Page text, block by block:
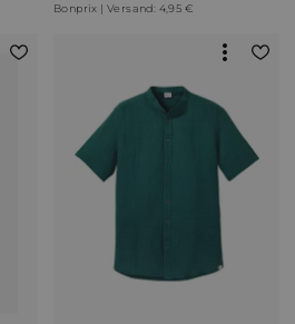
Bonprix | Versand: 4,95 €